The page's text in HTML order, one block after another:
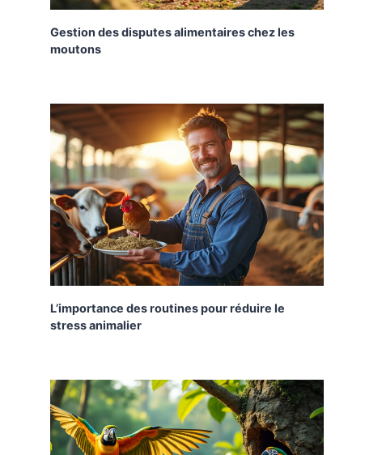
Gestion des disputes alimentaires chez les
moutons
L’importance des routines pour réduire le
stress animalier